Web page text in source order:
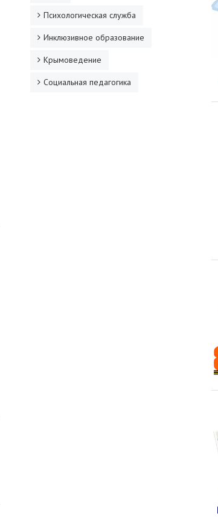
Психологическая служба
Инклюзивное образование
Крымоведение
Социальная педагогика